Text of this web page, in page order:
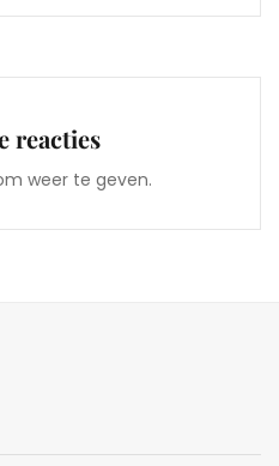
reacties
weer te geven.